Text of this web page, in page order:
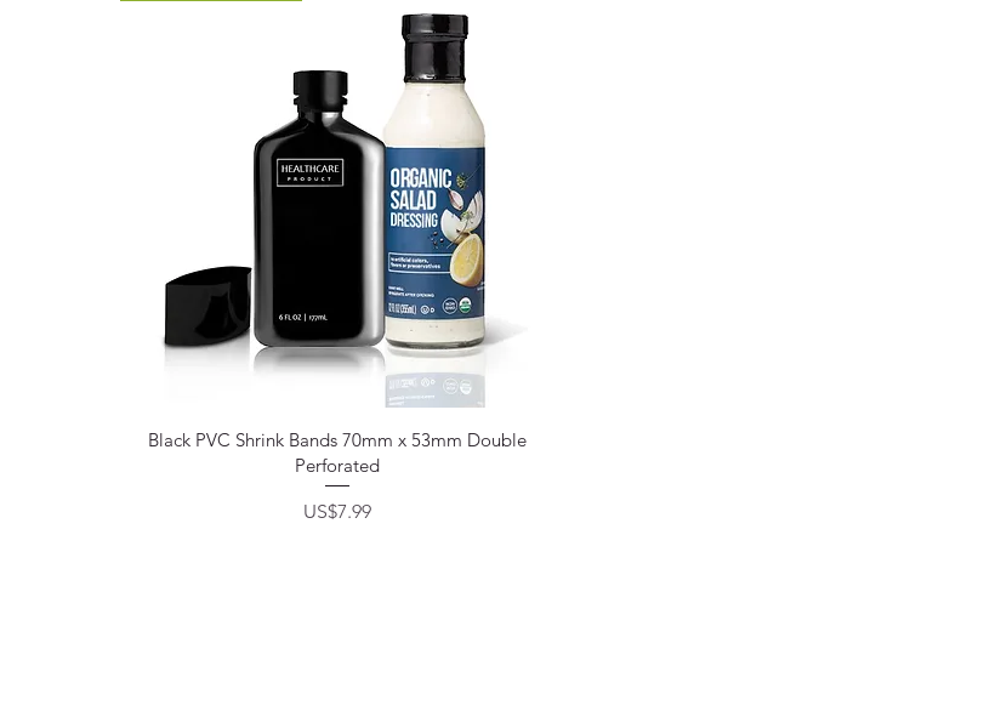
제품보기
Black PVC Shrink Bands 70mm x 53mm Double
Perforated
가격
US$7.99